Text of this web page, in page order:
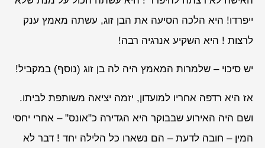
ייפרדו! היא הלכה הסיעה את הבן זוג, עשתה מאמץ ענק
לרצות ! היא השקיע אנרגיה רבה!
יש סיכוי – שלמרות המאמץ היה לה בן זוג (נוסף) במקביל!
אז היא רדפה אחריו למועדון, יזמה יציאה משותפת לביתו.
ושם היה האירוע שבבוקר היא הגדירה כ"אונס" – אחרי יחסי
המין – חובה לדעת – הם נשארו כל הלילה יחד ! דבר לא